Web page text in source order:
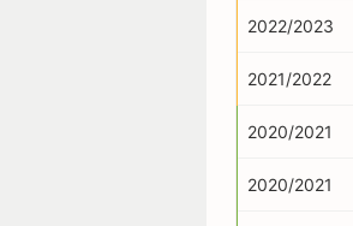
2022/2023
2021/2022
2020/2021
2020/2021